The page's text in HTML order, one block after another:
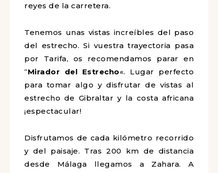
reyes de la carretera.
Tenemos unas vistas increíbles del paso
del estrecho. Si vuestra trayectoria pasa
por Tarifa, os recomendamos parar en
“Mirador del Estrecho«. Lugar perfecto
para tomar algo y disfrutar de vistas al
estrecho de Gibraltar y la costa africana
¡espectacular!
Disfrutamos de cada kilómetro recorrido
y del paisaje. Tras 200 km de distancia
desde Málaga llegamos a Zahara. A